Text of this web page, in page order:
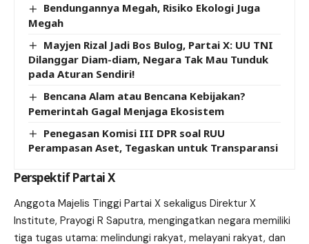
Bendungannya Megah, Risiko Ekologi Juga
Megah
Mayjen Rizal Jadi Bos Bulog, Partai X: UU TNI
Dilanggar Diam-diam, Negara Tak Mau Tunduk
pada Aturan Sendiri!
Bencana Alam atau Bencana Kebijakan?
Pemerintah Gagal Menjaga Ekosistem
Penegasan Komisi III DPR soal RUU
Perampasan Aset, Tegaskan untuk Transparansi
Perspektif Partai X
Anggota Majelis Tinggi Partai X sekaligus Direktur X
Institute, Prayogi R Saputra, mengingatkan negara memiliki
tiga tugas utama: melindungi rakyat, melayani rakyat, dan